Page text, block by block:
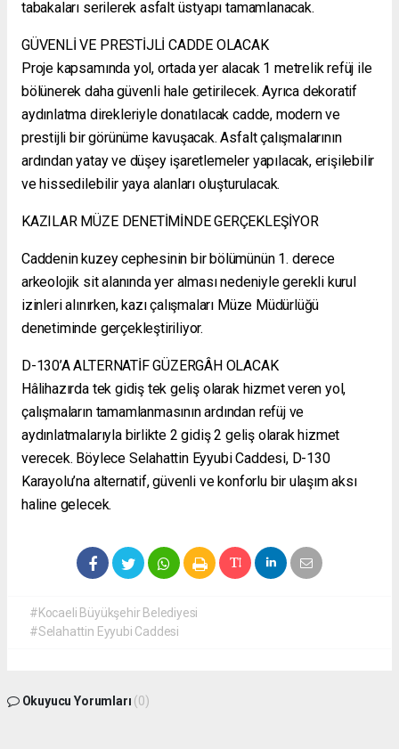
tabakaları serilerek asfalt üstyapı tamamlanacak.
GÜVENLİ VE PRESTİJLİ CADDE OLACAK
Proje kapsamında yol, ortada yer alacak 1 metrelik refüj ile
bölünerek daha güvenli hale getirilecek. Ayrıca dekoratif
aydınlatma direkleriyle donatılacak cadde, modern ve
prestijli bir görünüme kavuşacak. Asfalt çalışmalarının
ardından yatay ve düşey işaretlemeler yapılacak, erişilebilir
ve hissedilebilir yaya alanları oluşturulacak.
KAZILAR MÜZE DENETİMİNDE GERÇEKLEŞİYOR
Caddenin kuzey cephesinin bir bölümünün 1. derece
arkeolojik sit alanında yer alması nedeniyle gerekli kurul
izinleri alınırken, kazı çalışmaları Müze Müdürlüğü
denetiminde gerçekleştiriliyor.
D-130’A ALTERNATİF GÜZERGÂH OLACAK
Hâlihazırda tek gidiş tek geliş olarak hizmet veren yol,
çalışmaların tamamlanmasının ardından refüj ve
aydınlatmalarıyla birlikte 2 gidiş 2 geliş olarak hizmet
verecek. Böylece Selahattin Eyyubi Caddesi, D-130
Karayolu’na alternatif, güvenli ve konforlu bir ulaşım aksı
haline gelecek.
#Kocaeli Büyükşehir Belediyesi
#Selahattin Eyyubi Caddesi
Okuyucu Yorumları (0)